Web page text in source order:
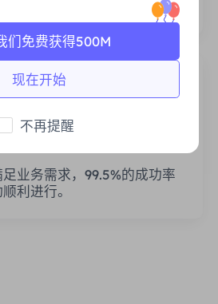
业务需求，99.5%的成功率
利进行。
现在开始
们免费获得500M
不再提醒